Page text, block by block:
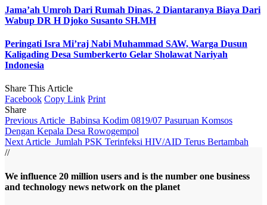
Jama’ah Umroh Dari Rumah Dinas, 2 Diantaranya Biaya Dari
Wabup DR H Djoko Susanto SH.MH
Peringati Isra Mi’raj Nabi Muhammad SAW, Warga Dusun
Kaligading Desa Sumberkerto Gelar Sholawat Nariyah
Indonesia
Share This Article
Facebook Copy Link Print
Share
Previous Article Babinsa Kodim 0819/07 Pasuruan Komsos
Dengan Kepala Desa Rowogempol
Next Article Jumlah PSK Terinfeksi HIV/AID Terus Bertambah
//
We influence 20 million users and is the number one business
and technology news network on the planet